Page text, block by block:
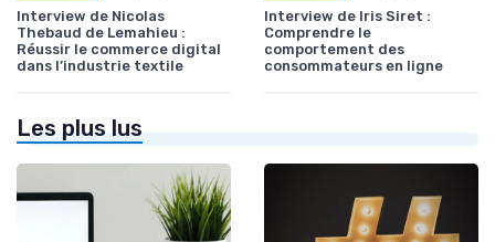
Interview de Nicolas
Thebaud de Lemahieu :
Réussir le commerce digital
dans l’industrie textile
Interview de Iris Siret :
Comprendre le
comportement des
consommateurs en ligne
Les plus lus